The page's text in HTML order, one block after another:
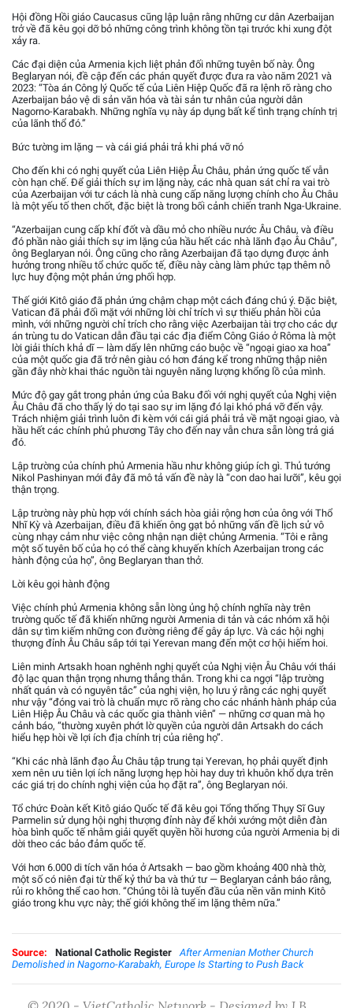
Hội đồng Hồi giáo Caucasus cũng lập luận rằng những cư dân Azerbaijan
trở về đã kêu gọi dỡ bỏ những công trình không tồn tại trước khi xung đột
xảy ra.
Các đại diện của Armenia kịch liệt phản đối những tuyên bố này. Ông
Beglaryan nói, đề cập đến các phán quyết được đưa ra vào năm 2021 và
2023: “Tòa án Công lý Quốc tế của Liên Hiệp Quốc đã ra lệnh rõ ràng cho
Azerbaijan bảo vệ di sản văn hóa và tài sản tư nhân của người dân
Nagorno-Karabakh. Những nghĩa vụ này áp dụng bất kể tình trạng chính trị
của lãnh thổ đó.”
Bức tường im lặng — và cái giá phải trả khi phá vỡ nó
Cho đến khi có nghị quyết của Liên Hiệp Âu Châu, phản ứng quốc tế vẫn
còn hạn chế. Để giải thích sự im lặng này, các nhà quan sát chỉ ra vai trò
của Azerbaijan với tư cách là nhà cung cấp năng lượng chính cho Âu Châu
là một yếu tố then chốt, đặc biệt là trong bối cảnh chiến tranh Nga-Ukraine.
“Azerbaijan cung cấp khí đốt và dầu mỏ cho nhiều nước Âu Châu, và điều
đó phần nào giải thích sự im lặng của hầu hết các nhà lãnh đạo Âu Châu”,
ông Beglaryan nói. Ông cũng cho rằng Azerbaijan đã tạo dựng được ảnh
hưởng trong nhiều tổ chức quốc tế, điều này càng làm phức tạp thêm nỗ
lực huy động một phản ứng phối hợp.
Thế giới Kitô giáo đã phản ứng chậm chạp một cách đáng chú ý. Đặc biệt,
Vatican đã phải đối mặt với những lời chỉ trích vì sự thiếu phản hồi của
mình, với những người chỉ trích cho rằng việc Azerbaijan tài trợ cho các dự
án trùng tu do Vatican dẫn đầu tại các địa điểm Công Giáo ở Rôma là một
lời giải thích khả dĩ — làm dấy lên những cáo buộc về “ngoại giao xa hoa”
của một quốc gia đã trở nên giàu có hơn đáng kể trong những thập niên
gần đây nhờ khai thác nguồn tài nguyên năng lượng khổng lồ của mình.
Mức độ gay gắt trong phản ứng của Baku đối với nghị quyết của Nghị viện
Âu Châu đã cho thấy lý do tại sao sự im lặng đó lại khó phá vỡ đến vậy.
Trách nhiệm giải trình luôn đi kèm với cái giá phải trả về mặt ngoại giao, và
hầu hết các chính phủ phương Tây cho đến nay vẫn chưa sẵn lòng trả giá
đó.
Lập trường của chính phủ Armenia hầu như không giúp ích gì. Thủ tướng
Nikol Pashinyan mới đây đã mô tả vấn đề này là “con dao hai lưỡi”, kêu gọi
thận trọng.
Lập trường này phù hợp với chính sách hòa giải rộng hơn của ông với Thổ
Nhĩ Kỳ và Azerbaijan, điều đã khiến ông gạt bỏ những vấn đề lịch sử vô
cùng nhạy cảm như việc công nhận nạn diệt chủng Armenia. “Tôi e rằng
một số tuyên bố của họ có thể càng khuyến khích Azerbaijan trong các
hành động của họ”, ông Beglaryan than thở.
Lời kêu gọi hành động
Việc chính phủ Armenia không sẵn lòng ủng hộ chính nghĩa này trên
trường quốc tế đã khiến những người Armenia di tản và các nhóm xã hội
dân sự tìm kiếm những con đường riêng để gây áp lực. Và các hội nghị
thượng đỉnh Âu Châu sắp tới tại Yerevan mang đến một cơ hội hiếm hoi.
Liên minh Artsakh hoan nghênh nghị quyết của Nghị viện Âu Châu với thái
độ lạc quan thận trọng nhưng thẳng thắn. Trong khi ca ngợi “lập trường
nhất quán và có nguyên tắc” của nghị viện, họ lưu ý rằng các nghị quyết
như vậy “đóng vai trò là chuẩn mực rõ ràng cho các nhánh hành pháp của
Liên Hiệp Âu Châu và các quốc gia thành viên” — những cơ quan mà họ
cảnh báo, “thường xuyên phớt lờ quyền của người dân Artsakh do cách
hiểu hẹp hòi về lợi ích địa chính trị của riêng họ”.
“Khi các nhà lãnh đạo Âu Châu tập trung tại Yerevan, họ phải quyết định
xem nên ưu tiên lợi ích năng lượng hẹp hòi hay duy trì khuôn khổ dựa trên
các giá trị do chính nghị viện của họ đặt ra”, ông Beglaryan nói.
Tổ chức Đoàn kết Kitô giáo Quốc tế đã kêu gọi Tổng thống Thụy Sĩ Guy
Parmelin sử dụng hội nghị thượng đỉnh này để khởi xướng một diễn đàn
hòa bình quốc tế nhằm giải quyết quyền hồi hương của người Armenia bị di
dời theo các bảo đảm quốc tế.
Với hơn 6.000 di tích văn hóa ở Artsakh — bao gồm khoảng 400 nhà thờ,
một số có niên đại từ thế kỷ thứ ba và thứ tư — Beglaryan cảnh báo rằng,
rủi ro không thể cao hơn. “Chúng tôi là tuyến đầu của nền văn minh Kitô
giáo trong khu vực này; thế giới không thể im lặng thêm nữa.”
Source: National Catholic Register
After Armenian Mother Church
Demolished in Nagorno-Karabakh, Europe Is Starting to Push Back